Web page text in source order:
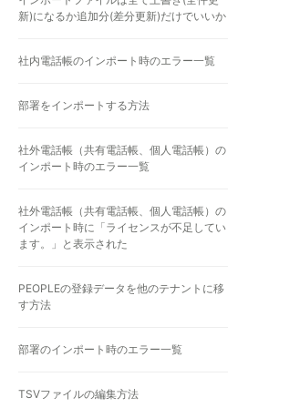
新)になるか追加分(差分更新)だけでいいか
社内電話帳のインポート時のエラー一覧
部署をインポートする方法
社外電話帳（共有電話帳、個人電話帳）の
インポート時のエラー一覧
社外電話帳（共有電話帳、個人電話帳）の
インポート時に「ライセンスが不足してい
ます。」と表示された
PEOPLEの登録データを他のテナントに移
す方法
部署のインポート時のエラー一覧
TSVファイルの編集方法